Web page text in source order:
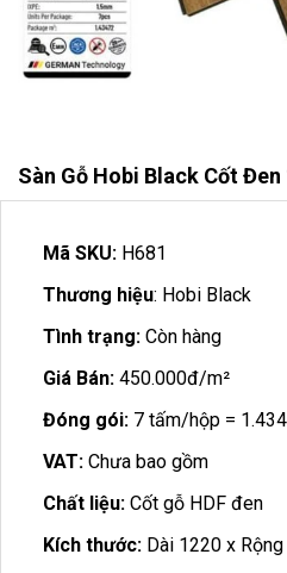
Sàn Gỗ Hobi Black Cốt Đen
Mã SKU: H681
Thương hiệu: Hobi Black
Tình trạng: Còn hàng
Giá Bán: 450.000đ/m²
Đóng gói: 7 tấm/hộp =
VAT: Chưa bao gồm
Chất liệu: Cốt gỗ HDF đen
Kích thước: Dài 1220 x